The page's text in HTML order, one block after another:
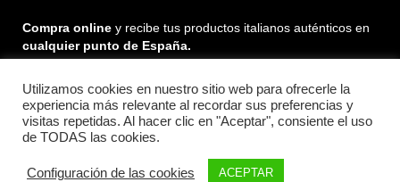
Compra online y recibe tus productos italianos auténticos en
cualquier punto de España.
Encuéntranos en:
FacebookInstagram
Tiktok
Menu
Utilizamos cookies en nuestro sitio web para ofrecerle la
experiencia más relevante al recordar sus preferencias y
visitas repetidas. Al hacer clic en "Aceptar", consiente el uso
de TODAS las cookies.
Configuración de las cookies ACEPTAR